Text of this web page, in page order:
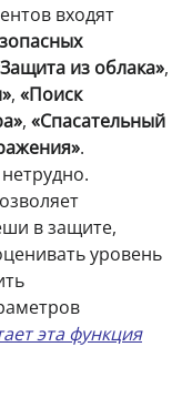
входят
из облака»,
, «Поиск
, «Спасательный
.
в защите,
уровень
эта функция